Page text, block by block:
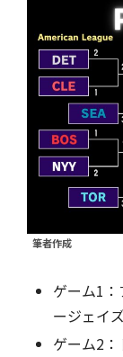
筆者作成
ゲーム1
ージェイ
ゲーム2